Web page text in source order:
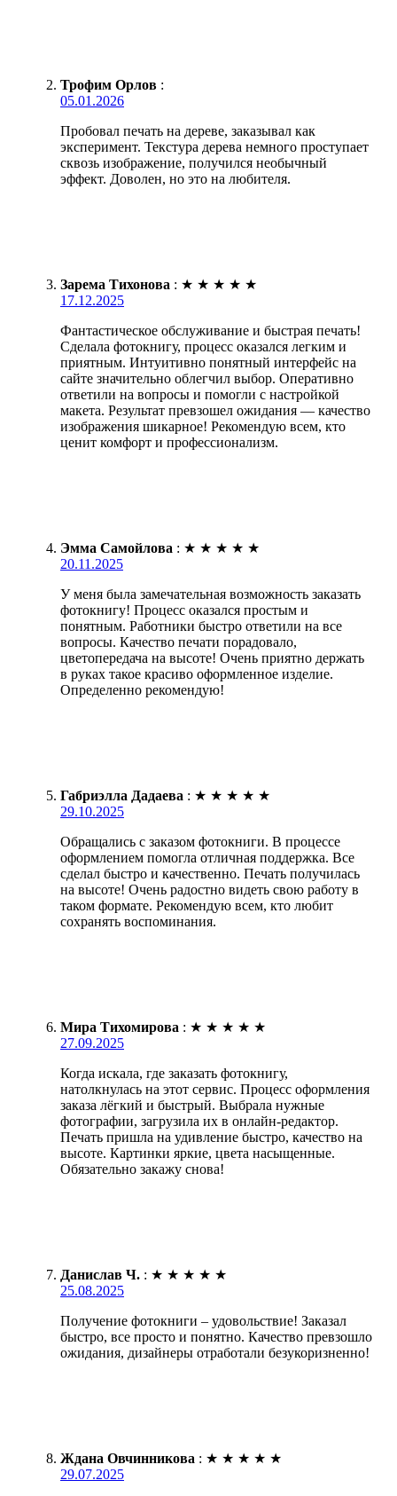
Трофим Орлов :
05.01.2026
Пробовал печать на дереве, заказывал как
эксперимент. Текстура дерева немного проступает
сквозь изображение, получился необычный
эффект. Доволен, но это на любителя.
Зарема Тихонова : ★ ★ ★ ★ ★
17.12.2025
Фантастическое обслуживание и быстрая печать!
Сделала фотокнигу, процесс оказался легким и
приятным. Интуитивно понятный интерфейс на
сайте значительно облегчил выбор. Оперативно
ответили на вопросы и помогли с настройкой
макета. Результат превзошел ожидания — качество
изображения шикарное! Рекомендую всем, кто
ценит комфорт и профессионализм.
Эмма Самойлова : ★ ★ ★ ★ ★
20.11.2025
У меня была замечательная возможность заказать
фотокнигу! Процесс оказался простым и
понятным. Работники быстро ответили на все
вопросы. Качество печати порадовало,
цветопередача на высоте! Очень приятно держать
в руках такое красиво оформленное изделие.
Определенно рекомендую!
Габриэлла Дадаева : ★ ★ ★ ★ ★
29.10.2025
Обращались с заказом фотокниги. В процессе
оформлением помогла отличная поддержка. Все
сделал быстро и качественно. Печать получилась
на высоте! Очень радостно видеть свою работу в
таком формате. Рекомендую всем, кто любит
сохранять воспоминания.
Мира Тихомирова : ★ ★ ★ ★ ★
27.09.2025
Когда искала, где заказать фотокнигу,
натолкнулась на этот сервис. Процесс оформления
заказа лёгкий и быстрый. Выбрала нужные
фотографии, загрузила их в онлайн-редактор.
Печать пришла на удивление быстро, качество на
высоте. Картинки яркие, цвета насыщенные.
Обязательно закажу снова!
Данислав Ч. : ★ ★ ★ ★ ★
25.08.2025
Получение фотокниги – удовольствие! Заказал
быстро, все просто и понятно. Качество превзошло
ожидания, дизайнеры отработали безукоризненно!
Ждана Овчинникова : ★ ★ ★ ★ ★
29.07.2025